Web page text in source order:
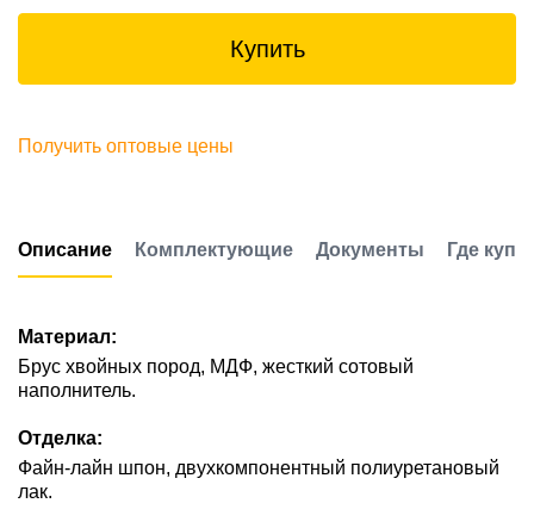
Купить
Получить оптовые цены
Описание Комплектующие Документы Где
Материал:
Брус хвойных пород, МДФ, жесткий сотовый
наполнитель.
Отделка:
Файн-лайн шпон, двухкомпонентный полиуретановый
лак.